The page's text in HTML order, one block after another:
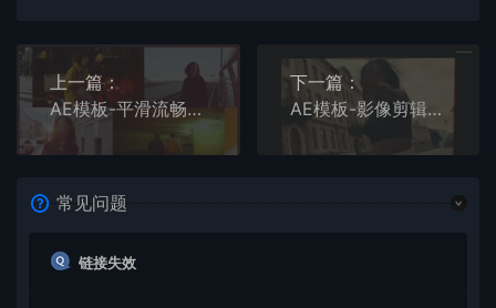
上一篇：
AE模板-平滑流畅充满时尚活力的干净简短开场片头
下一篇：
AE模板-影像剪辑排版怀旧风城市宣传片
常见问题
链接失效